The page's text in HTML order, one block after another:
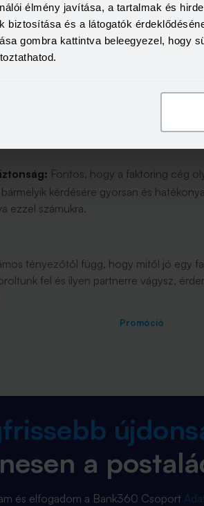
élmény javítása, a tartalmak és
biztosítása és a látogatók
gombra kattintva beleegyezel, hogy
és szerződéskötés:
mennyibe is kerül majd ez a
elkészülő, pontos és átlátható
pénzügyei jó kezekbe
szintén képet kaphatunk a leendő
gyors, érthető bemutatása, az
jó jel a későbbiekre nézve!
Fontos, hogy a faktoring cég
kérdésére gyorsan és
ezzel számukra.
tényezőtől függ, hogy mitől jó egy
fel és ilyen partnerre vágysz,
Promóció
a
és elfogadom a Bank360 Csoport